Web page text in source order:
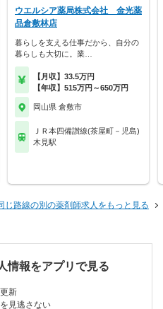
ウエルシア薬局株式会社 金光薬
品倉敷林店
暮らしを支える仕事だから、自分の
暮らしも大切に。業…
【月収】33.5万円
【年収】515万円～650万円
岡山県 倉敷市
ＪＲ本四備讃線(茶屋町－児島)
木見駅
じ路線の別の薬剤師求人をもっと見る
情報をアプリで見る
新
見逃さない